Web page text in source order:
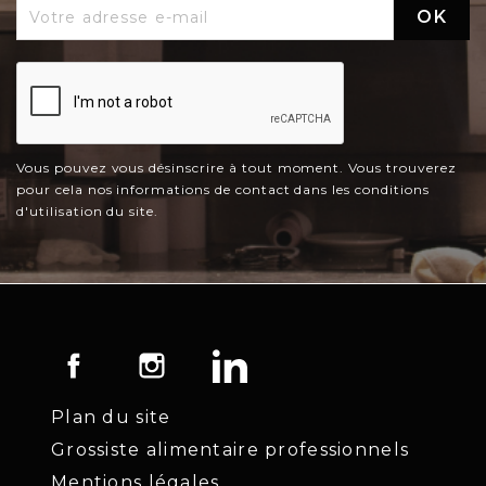
Vous pouvez vous désinscrire à tout moment. Vous trouverez
pour cela nos informations de contact dans les conditions
d'utilisation du site.
Facebook Instagram
Plan du site
Grossiste alimentaire professionnels